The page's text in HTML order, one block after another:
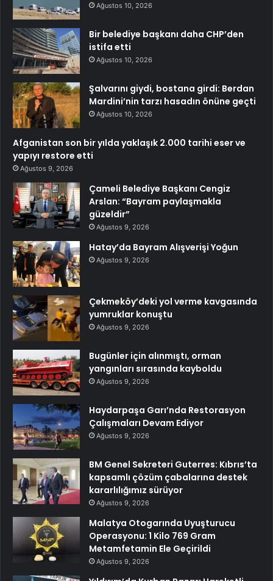
Ağustos 10, 2026
Bir belediye başkanı daha CHP’den
istifa etti
Ağustos 10, 2026
Şalvarını giydi, bostana girdi: Berdan
Mardini’nin tarzı hasadın önüne geçti
Ağustos 10, 2026
Afganistan son bir yılda yaklaşık 2.000 tarihi eser ve
yapıyı restore etti
Ağustos 9, 2026
Çameli Belediye Başkanı Cengiz
Arslan: “Bayram paylaşmakla
güzeldir”
Ağustos 9, 2026
Hatay’da Bayram Alışverişi Yoğun
Ağustos 9, 2026
Çekmeköy’deki yol verme kavgasında
yumruklar konuştu
Ağustos 9, 2026
Bugünler için alınmıştı, orman
yangınları sırasında kayboldu
Ağustos 9, 2026
Haydarpaşa Garı’nda Restorasyon
Çalışmaları Devam Ediyor
Ağustos 9, 2026
BM Genel Sekreteri Guterres: Kıbrıs’ta
kapsamlı çözüm çabalarına destek
kararlılığımız sürüyor
Ağustos 9, 2026
Malatya Otogarında Uyuşturucu
Operasyonu: 1 Kilo 769 Gram
Metamfetamin Ele Geçirildi
Ağustos 9, 2026